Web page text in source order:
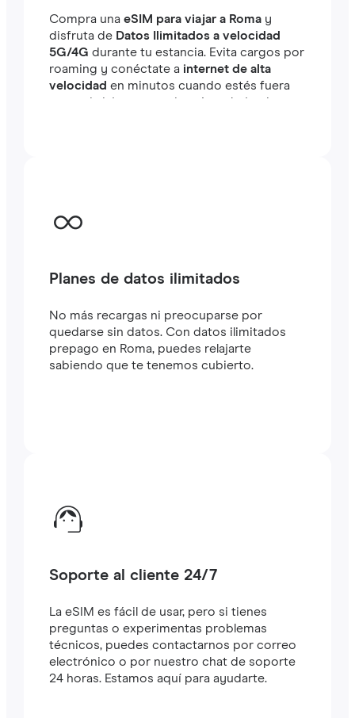
Compra una eSIM para viajar a Romay
disfruta de Datos Ilimitados a velocidad
5G/4G durante tu estancia. Evita cargos por
roaming y conéctate a internet de alta
velocidad en minutos cuando estés fuera
tanto si viajas como si estás trabajando.
Planes de datos ilimitados
No más recargas ni preocuparse por
quedarse sin datos. Con datos ilimitados
prepago en Roma, puedes relajarte
sabiendo que te tenemos cubierto.
Soporte al cliente 24/7
La eSIM es fácil de usar, pero si tienes
preguntas o experimentas problemas
técnicos, puedes contactarnos por correo
electrónico o por nuestro chat de soporte
24 horas. Estamos aquí para ayudarte.